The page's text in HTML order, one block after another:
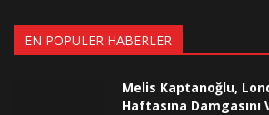
EN POPÜLER HABERLER
Melis Kaptanoğlu,
Haftasına Damgasını